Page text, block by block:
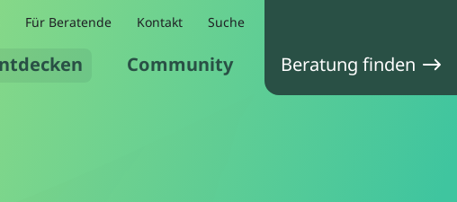
Community
Für Beratende Kontakt Suche
Beratung finden